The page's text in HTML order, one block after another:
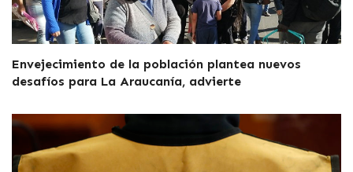
Envejecimiento de la población plantea nuevos
desafíos para La Araucanía, advierte